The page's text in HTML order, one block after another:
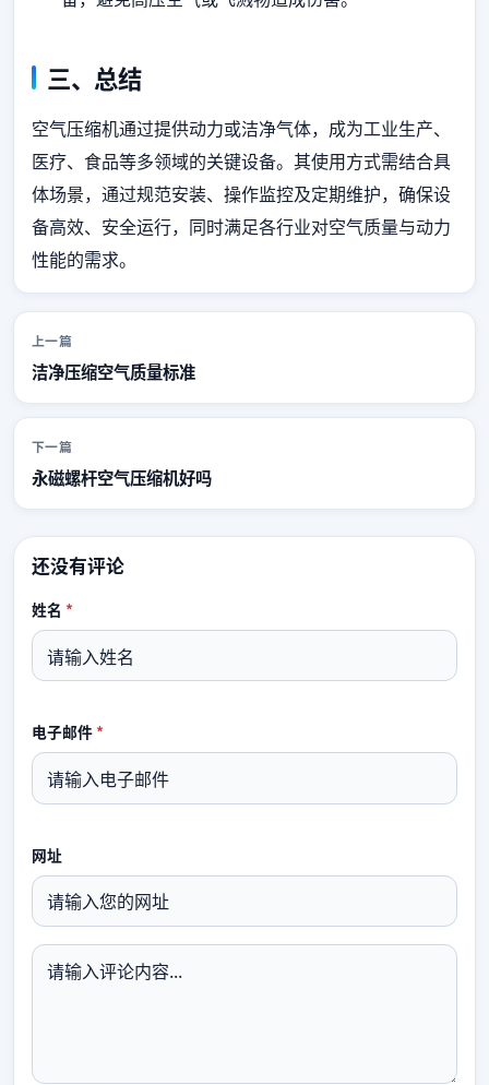
三、总结
空气压缩机通过提供动力或洁净气体，成为工业生产、
医疗、食品等多领域的关键设备。其使用方式需结合具
体场景，通过规范安装、操作监控及定期维护，确保设
备高效、安全运行，同时满足各行业对空气质量与动力
性能的需求。
上一篇
洁净压缩空气质量标准
下一篇
永磁螺杆空气压缩机好吗
还没有评论
姓名 *
电子邮件*
网址